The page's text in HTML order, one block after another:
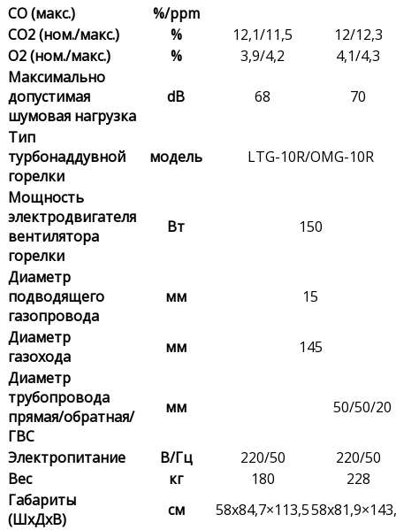
CO (макс.)
%/ppm
CO2 (ном./макс.)
% 12,1/11,5
12/12,3
О2 (ном./макс.)
% 3,9/4,2
4,1/4,3
Максимально
допустимая
шумовая нагрузка
dB 68 70
Тип
турбонаддувной
горелки
модель LTG-10R/OMG-10R
Мощность
электродвигателя
вентилятора
горелки
Вт 150
Диаметр
подводящего
газопровода
мм 15
Диаметр
газохода
мм
145
Диаметр
трубопровода
прямая/обратная/
ГВС
мм 50/50/20
Электропитание В/Гц 220/50
220/50
Вес
кг 180
228
Габариты
(ШхДхВ)
cм 58х84,7×113,5